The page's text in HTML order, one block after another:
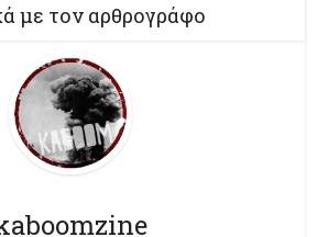
με τον αρθρογράφο